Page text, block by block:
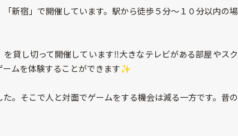
新宿」で開催しています。駅から徒歩５分～１０分以内の場
貸し切って開催しています‼️大きなテレビがある部屋やスク
ムを体験することができます✨️
。そこで人と対面でゲームをする機会は減る一方です。昔の